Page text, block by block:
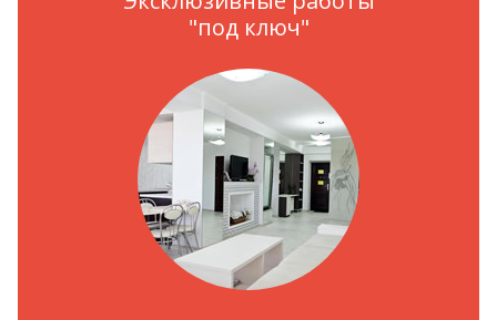
"под ключ"